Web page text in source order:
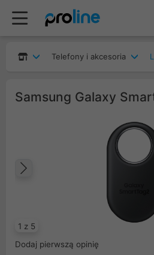
Telefony i akcesoria
Samsung Galaxy
1 z 5
Dodaj pierwszą opinię